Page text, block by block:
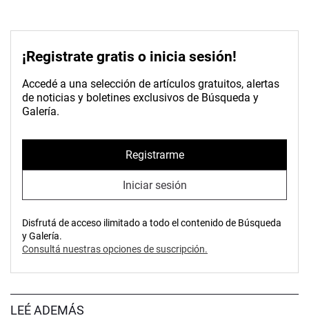
¡Registrate gratis o inicia sesión!
Accedé a una selección de artículos gratuitos, alertas
de noticias y boletines exclusivos de Búsqueda y
Galería.
Registrarme
Iniciar sesión
Disfrutá de acceso ilimitado a todo el contenido de Búsqueda
y Galería.
Consultá nuestras opciones de suscripción.
LEÉ ADEMÁS